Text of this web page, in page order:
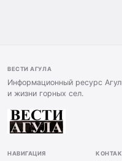
ВЕСТИ АГУЛА
Информационный ресурс
и жизни горных сел.
НАВИГАЦИЯ